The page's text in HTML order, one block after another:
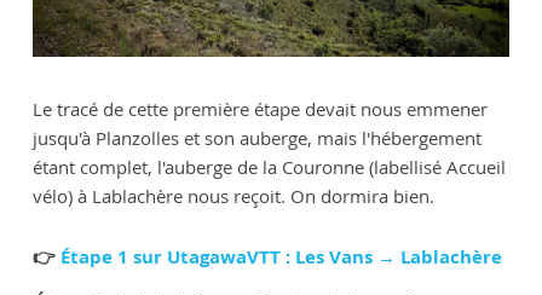
Le tracé de cette première étape devait nous emmener
jusqu'à Planzolles et son auberge, mais l'hébergement
étant complet, l'auberge de la Couronne (labellisé Accueil
vélo) à Lablachère nous reçoit. On dormira bien.
👉 Étape 1 sur UtagawaVTT : Les Vans → Lablachère